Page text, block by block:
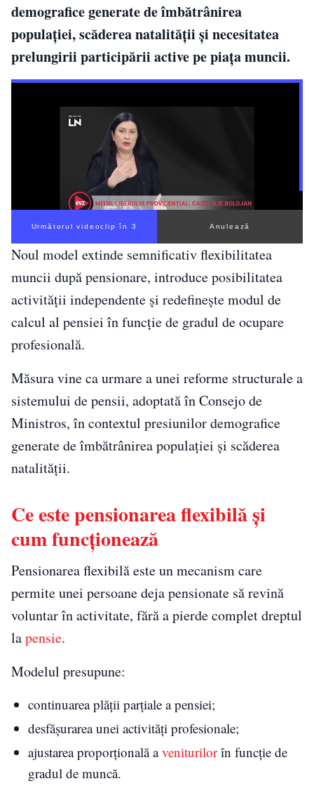
demografice generate de îmbătrânirea
populației, scăderea natalității și necesitatea
prelungirii participării active pe piața muncii.
Următorul videoclip în 2 Anulează
Noul model extinde semnificativ flexibilitatea
muncii după pensionare, introduce posibilitatea
activității independente și redefinește modul de
calcul al pensiei în funcție de gradul de ocupare
profesională.
Măsura vine ca urmare a unei reforme structurale a
sistemului de pensii, adoptată înConsejo de
Ministros, în contextul presiunilor demografice
generate de îmbătrânirea populației și scăderea
natalității.
Ce este pensionarea flexibilă și
cum funcționează
Pensionarea flexibilă este un mecanism care
permite unei persoane deja pensionate să revină
voluntar în activitate, fără a pierde complet dreptul
lapensie.
Modelul presupune:
continuarea plății parțiale a pensiei;
desfășurarea unei activități profesionale;
ajustarea proporțională aveniturilorîn funcție de
gradul de muncă.